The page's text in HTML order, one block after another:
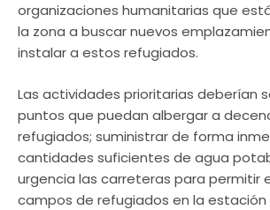
organizaciones humanitarias que
la zona a buscar nuevos
instalar a estos refugiados.
Las actividades prioritarias deberían
puntos que puedan albergar a
refugiados; suministrar de forma
cantidades suficientes de agua
urgencia las carreteras para permitir
campos de refugiados en la estación